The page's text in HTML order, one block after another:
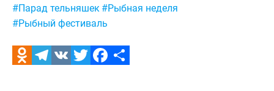
Метки:
#Парад тельняшек #Рыбная неделя
#Рыбный фестиваль